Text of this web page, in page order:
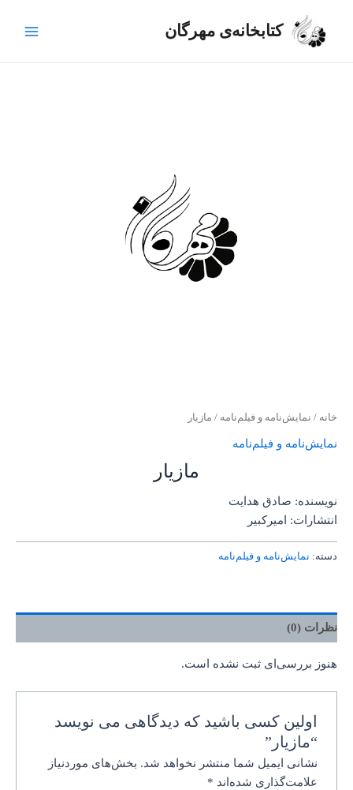
کتابخانه‌ی مهرگان
خانه / نمایش‌نامه و فیلم‌نامه / مازیار
نمایش‌نامه و فیلم‌نامه
مازیار
نویسنده: صادق هدایت
انتشارات: امیرکبیر
دسته: نمایش‌نامه و فیلم‌نامه
نظرات (0)
هنوز بررسی‌ای ثبت نشده است.
اولین کسی باشید که دیدگاهی می نویسد
“مازیار”
نشانی ایمیل شما منتشر نخواهد شد. بخش‌های موردنیاز
علامت‌گذاری شده‌اند *